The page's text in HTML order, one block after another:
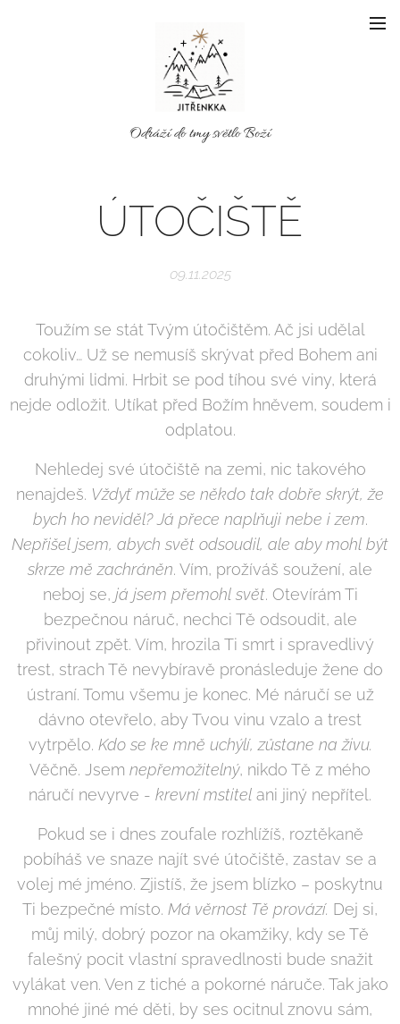
Odráží do tmy světlo Boží
ÚTOČIŠTĚ
09.11.2025
Toužím se stát Tvým útočištěm. Ač jsi udělal
cokoliv… Už se nemusíš skrývat před Bohem ani
druhými lidmi. Hrbit se pod tíhou své viny, která
nejde odložit. Utíkat před Božím hněvem, soudem i
odplatou.
Nehledej své útočiště na zemi, nic takového
nenajdeš. Vždyť může se někdo tak dobře skrýt, že
bych ho neviděl? Já přece naplňuji nebe i zem.
Nepřišel jsem, abych svět odsoudil, ale aby mohl být
skrze mě zachráněn. Vím, prožíváš soužení, ale
neboj se, já jsem přemohl svět. Otevírám Ti
bezpečnou náruč, nechci Tě odsoudit, ale
přivinout zpět. Vím, hrozila Ti smrt i spravedlivý
trest, strach Tě nevybíravě pronásleduje žene do
ústraní. Tomu všemu je konec. Mé náručí se už
dávno otevřelo, aby Tvou vinu vzalo a trest
vytrpělo. Kdo se ke mně uchýlí, zůstane na živu.
Věčně. Jsem nepřemožitelný, nikdo Tě z mého
náručí nevyrve - krevní mstitel ani jiný nepřítel.
Pokud se i dnes zoufale rozhlížíš, roztěkaně
pobíháš ve snaze najít své útočiště, zastav se a
volej mé jméno. Zjistíš, že jsem blízko – poskytnu
Ti bezpečné místo. Má věrnost Tě provází. Dej si,
můj milý, dobrý pozor na okamžiky, kdy se Tě
falešný pocit vlastní spravedlnosti bude snažit
vylákat ven. Ven z tiché a pokorné náruče. Tak jako
mnohé jiné mé děti, by ses ocitnul znovu sám,